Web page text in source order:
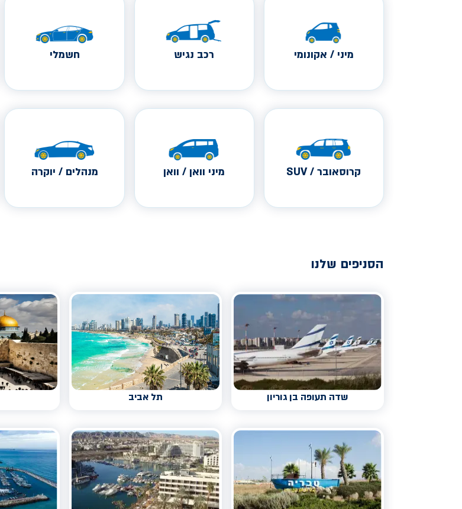
מיני / אקונומי רכב נגיש חשמלי
קרוסאובר / SUV מיני וואן / וואן מנהלים / יוקרה
הסניפים שלנו
שדה תעופה בן גוריון תל אביב